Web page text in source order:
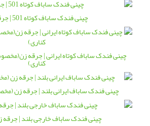
چینی فندک ساباف کوتاه 501 | جرقه زن
چینی فندک ساباف کوتاه ایرانی | جرقه
کناری)
چینی فندک ساباف ایرانی بلند | جرقه زن
چینی فندک ساباف خارجی بلند | جرقه